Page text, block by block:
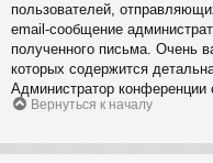
пользователей,
email-сообщение
полученного письма. Очень
которых содержится
Администратор
Вернуться к началу